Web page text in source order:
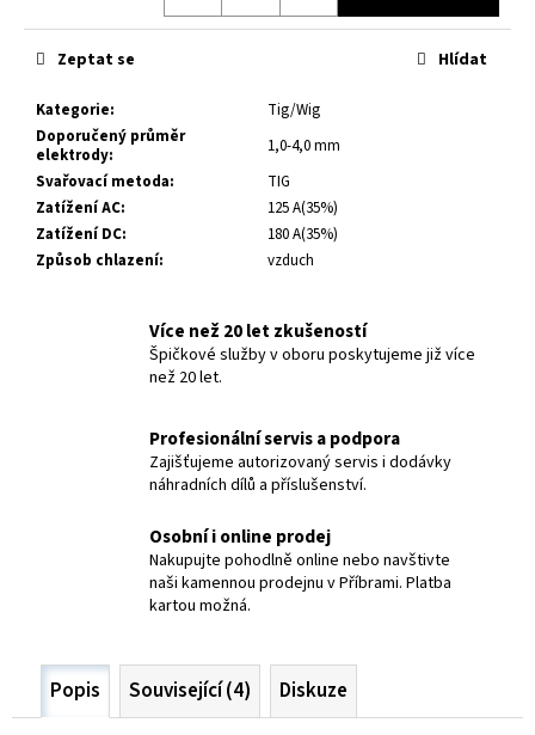
Kategorie:
Tig/Wig
Doporučený průměr
elektrody:
1,0-4,0 mm
Svařovací metoda:
TIG
Zatížení AC:
125 A(35%)
Zatížení DC:
180 A(35%)
Způsob chlazení: vzduch
Zeptat se Hlídat
Více než 20 let zkušeností
Špičkové služby v oboru poskytujeme již více
než 20 let.
Profesionální servis a podpora
Zajišťujeme autorizovaný servis i dodávky
náhradních dílů a příslušenství.
Osobní i online prodej
Nakupujte pohodlně online nebo navštivte
naši kamennou prodejnu v Příbrami. Platba
kartou možná.
Popis Související (4) Diskuze
L6
MIDGET
182,80
Kč